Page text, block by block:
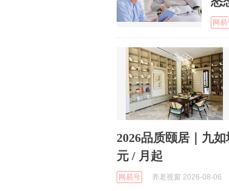
网易
2026品质颐居｜九
元 / 月起
网易号 养老视窗 2026-08-06